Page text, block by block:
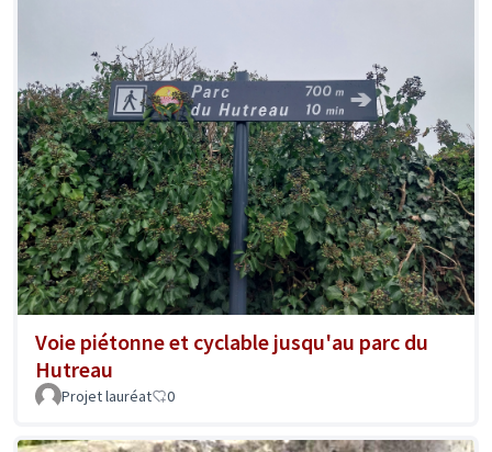
Voie piétonne et cyclable jusqu'au parc du
Hutreau
Projet lauréat 0